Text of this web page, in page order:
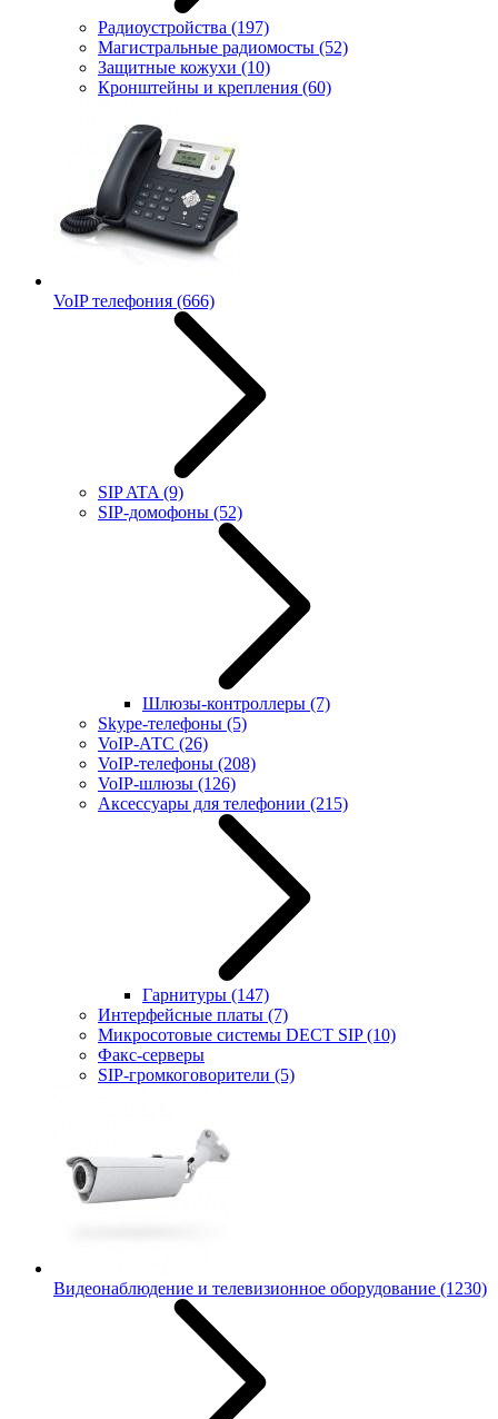
Радиоустройства (197)
Магистральные радиомосты (52)
Защитные кожухи (10)
Кронштейны и крепления (60)
VoIP телефония (666)
SIP ATA (9)
SIP-домофоны (52)
Шлюзы-контроллеры (7)
Skype-телефоны (5)
VoIP-АТС (26)
VoIP-телефоны (208)
VoIP-шлюзы (126)
Аксессуары для телефонии (215)
Гарнитуры (147)
Интерфейсные платы (7)
Микросотовые системы DECT SIP(10)
Факс-серверы
SIP-громкоговорители (5)
Видеонаблюдение и телевизионное оборудование (1230)